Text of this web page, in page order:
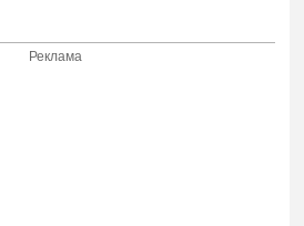
Реклама